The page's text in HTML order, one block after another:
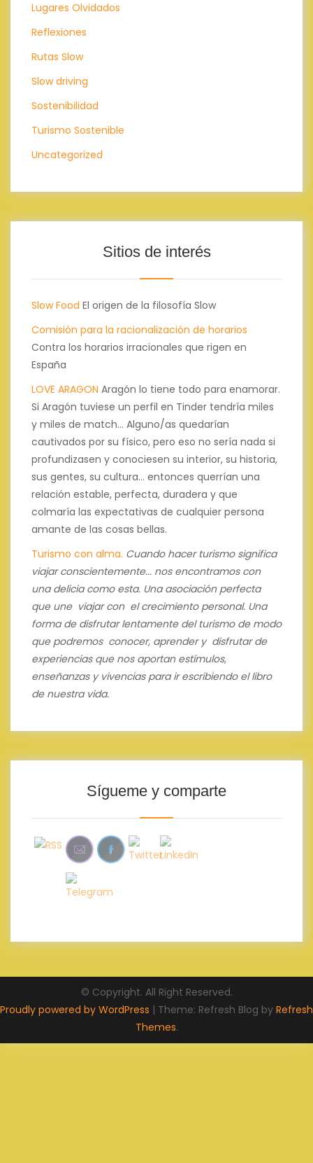
Lugares Olvidados
Reflexiones
Rutas Slow
Slow driving
Sostenibilidad
Turismo Sostenible
Uncategorized
Sitios de interés
Slow Food El origen de la filosofía Slow
Comisión para la racionalización de horarios
Contra los horarios irracionales que rigen en
España
LOVE ARAGON Aragón lo tiene todo para enamorar.
Si Aragón tuviese un perfil en Tinder tendría miles
y miles de match... Alguno/as quedarían
cautivados por su físico, pero eso no sería nada si
profundizasen y conociesen su interior, su historia,
sus gentes, su cultura... entonces querrían una
relación estable, perfecta, duradera y que
colmaría las expectativas de cualquier persona
amante de las cosas bellas.
Turismo con alma. Cuando hacer turismo significa
viajar conscientemente... nos encontramos con
una delicia como esta. Una asociación perfecta
que une viajar con el crecimiento personal. Una
forma de disfrutar lentamente del turismo de modo
que podremos conocer, aprender y disfrutar de
experiencias que nos aportan estímulos,
enseñanzas y vivencias para ir escribiendo el libro
de nuestra vida.
Sígueme y comparte
© Copyright. All Right Reserved.
Proudly powered by WordPress | Theme: Refresh Blog by Refresh
Themes.